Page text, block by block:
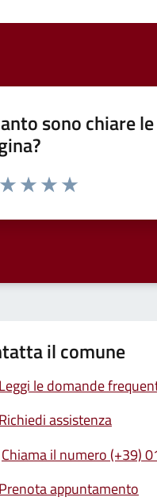
sono chiare
da 1 a 5 stelle la pagina
il comune
Leggi le domande
Richiedi assistenza
Chiama il numero (+39)
Prenota appuntamento